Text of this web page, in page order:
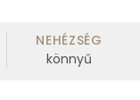
NEHÉZSÉG
könnyű